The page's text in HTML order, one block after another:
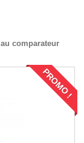
comparateur
PROMO !